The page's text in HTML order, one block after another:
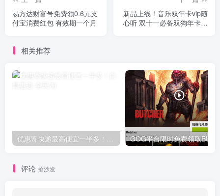
易方达财富号免费领0.6元支
付宝消费红包 有效期一个月
新品上线！音乐双年卡vip随
心听 双十一必备双狗年卡等
相关推荐
优惠寄快递最高便宜一半多！白鸽惠递
评论 抢沙发